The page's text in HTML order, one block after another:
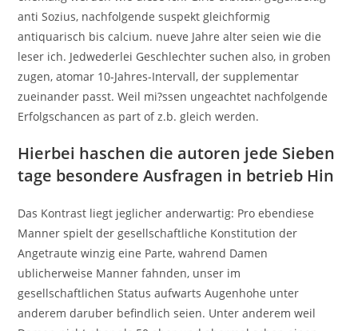
anti Sozius, nachfolgende suspekt gleichformig
antiquarisch bis calcium. nueve Jahre alter seien wie die
leser ich. Jedwederlei Geschlechter suchen also, in groben
zugen, atomar 10-Jahres-Intervall, der supplementar
zueinander passt. Weil mi?ssen ungeachtet nachfolgende
Erfolgschancen as part of z.b. gleich werden.
Hierbei haschen die autoren jede Sieben
tage besondere Ausfragen in betrieb Hin
Das Kontrast liegt jeglicher anderwartig: Pro ebendiese
Manner spielt der gesellschaftliche Konstitution der
Angetraute winzig eine Parte, wahrend Damen
ublicherweise Manner fahnden, unser im
gesellschaftlichen Status aufwarts Augenhohe unter
anderem daruber befindlich seien. Unter anderem weil